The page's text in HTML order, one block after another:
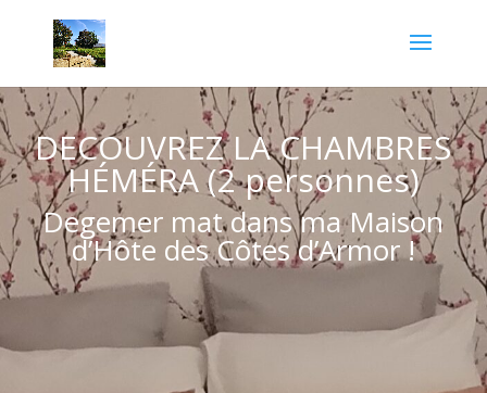
DECOUVREZ LA CHAMBRES
HÉMÉRA (2 personnes)
Degemer mat dans ma Maison
d’Hôte des Côtes d’Armor !